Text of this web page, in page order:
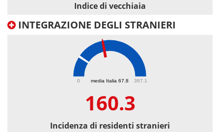
Indice di vecchiaia
INTEGRAZIONE DEGLI STRANIERI
media Italia 67.8
0 367.1
160.3
Incidenza di residenti stranieri